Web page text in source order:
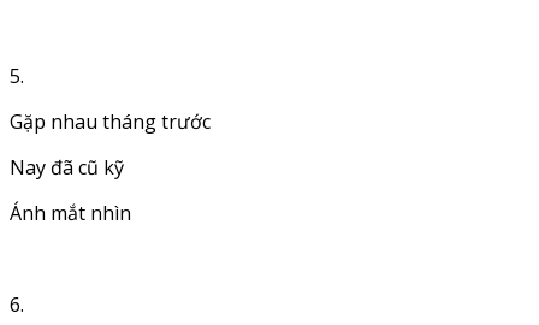
5.
Gặp nhau tháng trước
Nay đã cũ kỹ
Ánh mắt nhìn
6.